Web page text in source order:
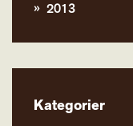
2013
Kategorier